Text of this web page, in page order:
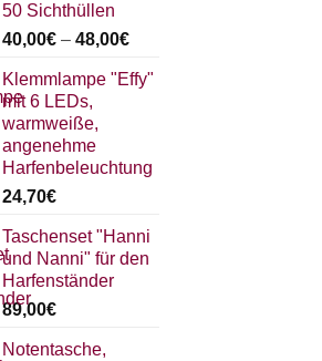
50 Sichthüllen
40,00€– 48,00€
Klemmlampe "Effy"
mit 6 LEDs,
warmweiße,
angenehme
Harfenbeleuchtung
24,70€
Taschenset "Hanni
und Nanni" für den
Harfenständer
89,00€
Notentasche,